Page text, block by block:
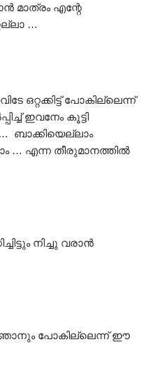
മാത്രം എന്റേ
…
ഒറ്റക്കിട്ട് പോകില്ലെന്ന്
ഇവനേം കൂട്ടി
ബാക്കിയെല്ലാം
… എന്ന തീരുമാനത്തിൽ
നിച്ചു വരാൻ
ഞാനും പോകില്ലെന്ന് ഈ